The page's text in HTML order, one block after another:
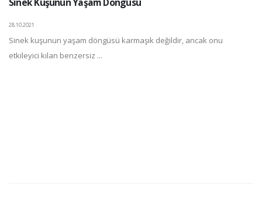
28.10.2021
Sinek kuşunun yaşam döngüsü karmaşık değildir, ancak onu
etkileyici kılan benzersiz ...